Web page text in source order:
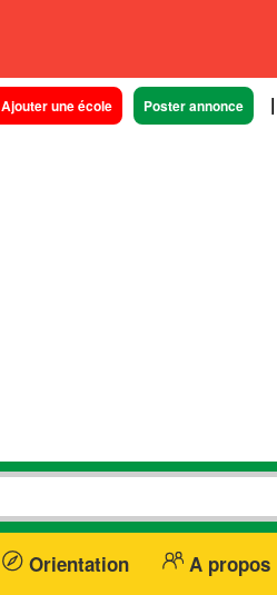
Ajouter une école Poster annonce |
Orientation A propos